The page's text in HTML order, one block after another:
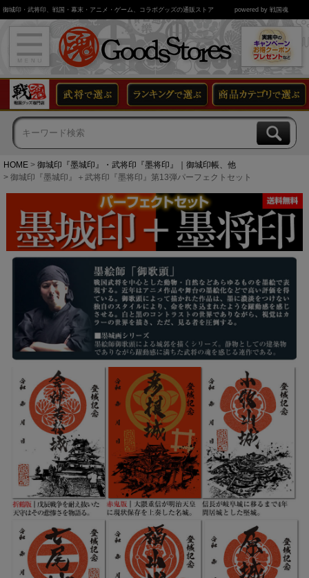
御城印・武将印、戦国・幕末・アニメ・ゲーム、コラボグッズの通販ストア powered by 戦国魂
HOME
御城印『墨城印』・武将印『墨将印』｜御城印帳、他
御城印『墨城印』＋武将印『墨将印』第13弾パーフェクトセット